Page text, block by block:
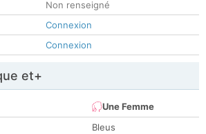
Non renseigné
Connexion
Connexion
et+
Une Femme
Bleus